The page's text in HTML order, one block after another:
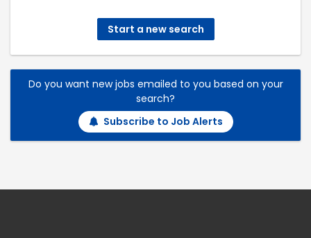
Start a new search
Do you want new jobs emailed to you based on your
search?
Subscribe to Job Alerts